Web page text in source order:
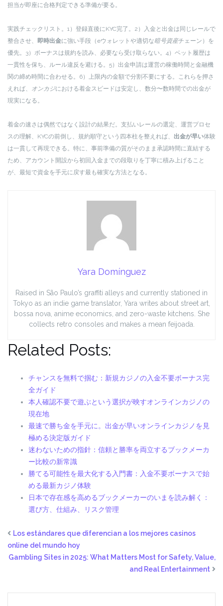
担当が即座に合格判定できる準備が要る。
実践チェックリスト。1）登録直後にKYC完了。2）入金と出金は同じレールで
整合させ、 即時出金に強い手段（eウォレットや適切な暗号資産チェーン）を
優先。3）ボーナスは規約を読み、必要なら受け取らない。4）ベット履歴は
一貫性を保ち、ルール違反を避ける。5）出金申請は運営の稼働時間と金融機
関の締め時間に合わせる。6）上限内の金額で分割不要にする。これらを押さ
えれば、 オンカジにおける着金スピードは安定し、数分〜数時間での出金が
現実になる。
着金の速さは偶然ではなく設計の結果だ。支払いレールの選定、運営プロセ
スの理解、KYCの前倒し、規約順守という四本柱を整えれば、 出金が早い体験
は一貫して再現できる。特に、事前準備の質がそのまま承認時間に直結する
ため、アカウント開設から初回入金までの段取りを丁寧に積み上げること
が、最短で資金を手元に戻す最も確実な方法となる。
Yara Domínguez
Raised in São Paulo’s graffiti alleys and currently stationed in
Tokyo as an indie game translator, Yara writes about street art,
bossa nova, anime economics, and zero-waste kitchens. She
collects retro consoles and makes a mean feijoada.
Related Posts:
チャンスを無料で掴む：新規カジノの入金不要ボーナス完
全ガイド
本人確認不要で遊ぶという選択が映すオンラインカジノの
現在地
最速で勝ち金を手元に。出金が早いオンラインカジノを見
極める決定版ガイド
迷わないための指針：信頼と勝率を両立するブックメーカ
ー比較の新常識
勝てる可能性を最大化する入門書：入金不要ボーナスで始
める最新カジノ体験
日本で存在感を高めるブックメーカーのいまを読み解く：
選び方、仕組み、リスク管理
Los estándares que diferencian a los mejores casinos
online del mundo hoy
Gambling Sites in 2025: What Matters Most for Safety, Value,
and Real Entertainment